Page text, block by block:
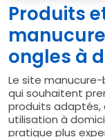
Produits
ongles à
Le site
qui souhaitent
produits adaptés,
utilisation à
pratique plus